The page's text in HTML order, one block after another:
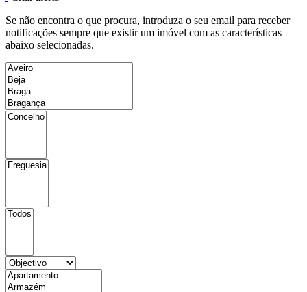
Se não encontra o que procura, introduza o seu email para receber
notificações sempre que existir um imóvel com as características
abaixo selecionadas.